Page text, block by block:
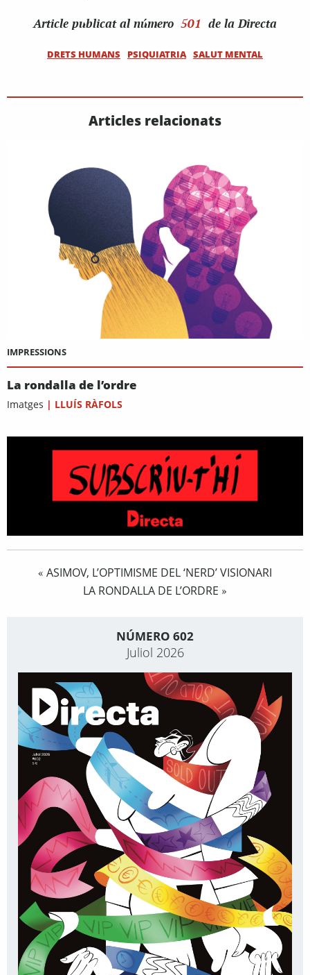
Article publicat al número 501 de la Directa
DRETS HUMANS PSIQUIATRIA SALUT MENTAL
Articles relacionats
IMPRESSIONS
La rondalla de l’ordre
Imatges | LLUÍS RÀFOLS
« ASIMOV, L’OPTIMISME DEL ‘NERD’ VISIONARI
LA RONDALLA DE L’ORDRE »
NÚMERO 602
Juliol 2026